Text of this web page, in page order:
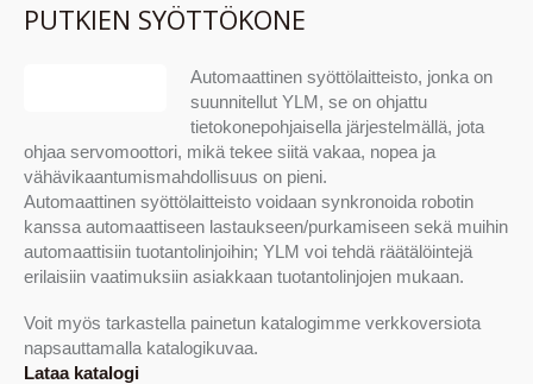
PUTKIEN SYÖTTÖKONE
Automaattinen syöttölaitteisto, jonka on
suunnitellut YLM, se on ohjattu
tietokonepohjaisella järjestelmällä, jota
ohjaa servomoottori, mikä tekee siitä vakaa, nopea ja
vähävikaantumismahdollisuus on pieni.
Automaattinen syöttölaitteisto voidaan synkronoida robotin
kanssa automaattiseen lastaukseen/purkamiseen sekä muihin
automaattisiin tuotantolinjoihin; YLM voi tehdä räätälöintejä
erilaisiin vaatimuksiin asiakkaan tuotantolinjojen mukaan.
Voit myös tarkastella painetun katalogimme verkkoversiota
napsauttamalla katalogikuvaa.
Lataa katalogi